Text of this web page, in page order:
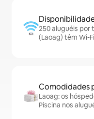
250 aluguéis
(Laoag) têm Wi-Fi
Comodidades
Laoag: os
Piscina nos